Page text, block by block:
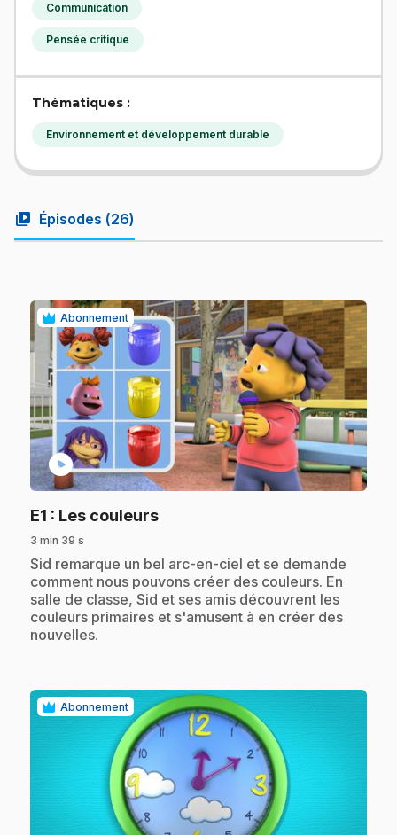
Communication
Pensée critique
Thématiques :
Environnement et développement durable
video_library Épisodes (26)
Abonnement
play_circle
E1 : Les couleurs.
3 min 39 s
.Sid remarque un bel arc-en-ciel et se demande
comment nous pouvons créer des couleurs. En
salle de classe, Sid et ses amis découvrent les
couleurs primaires et s'amusent à en créer des
nouvelles.
Abonnement